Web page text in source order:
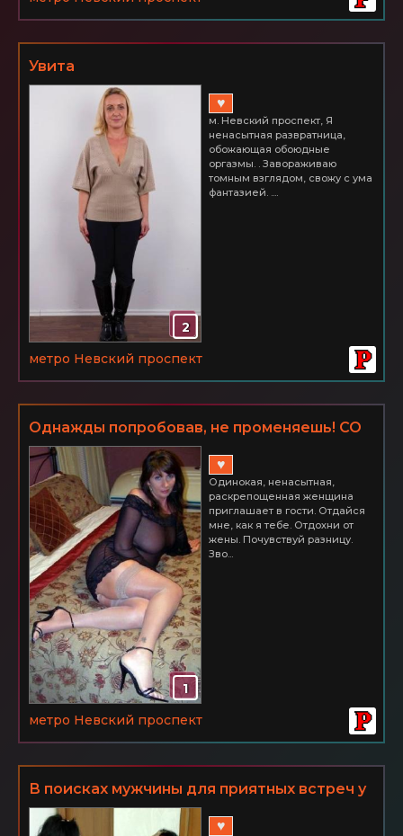
Увита
2
♥
м. Невский проспект, Я
ненасытная развратница,
обожающая обоюдные
оргазмы. . Завораживаю
томным взглядом, свожу с ума
фантазией. ....
метро Невский проспект
Однажды попробовав, не променяешь! СО
МНОЙ ВСЕ ПРОСТО. Невский р-н.
1
♥
Одинокая, ненасытная,
раскрепощенная женщина
приглашает в гости. Отдайся
мне, как я тебе. Отдохни от
жены. Почувствуй разницу.
Зво...
метро Невский проспект
В поисках мужчины для приятных встреч у
меня дома. Невский р-н
♥